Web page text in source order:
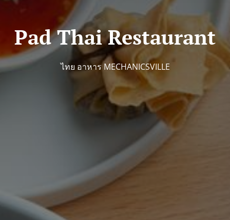
Pad Thai Restaurant
ไทย อาหาร MECHANICSVILLE